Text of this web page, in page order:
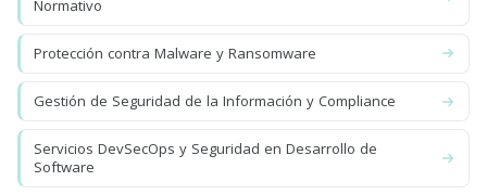
Normativo
Protección contra Malware y Ransomware
Gestión de Seguridad de la Información y Compliance
Servicios DevSecOps y Seguridad en Desarrollo de
Software